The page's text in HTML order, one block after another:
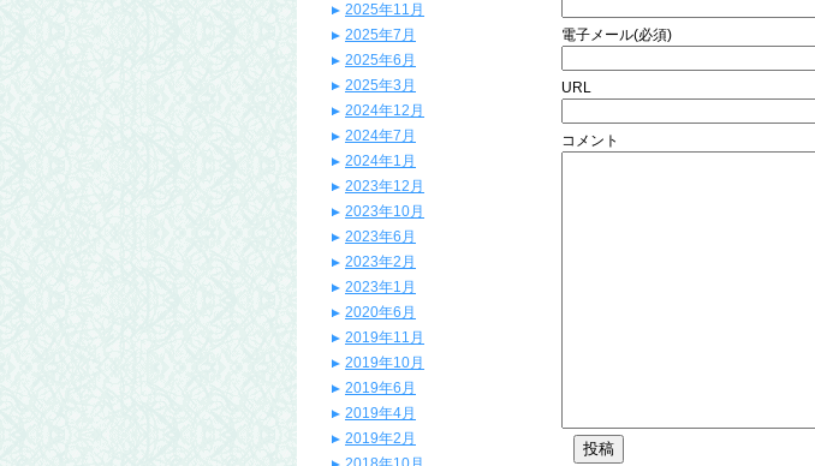
電子メール(必須)
URL
コメント
2025年11月
2025年7月
2025年6月
2025年3月
2024年12月
2024年7月
2024年1月
2023年12月
2023年10月
2023年6月
2023年2月
2023年1月
2020年6月
2019年11月
2019年10月
2019年6月
2019年4月
2019年2月